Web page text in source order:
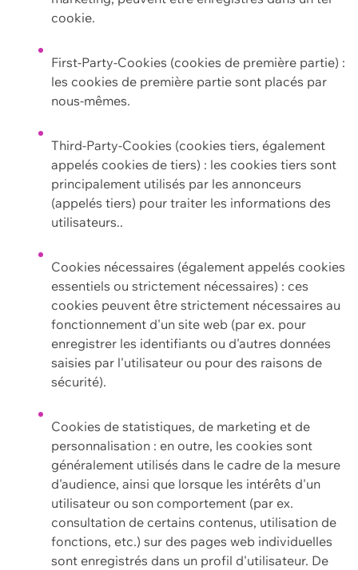
cookie.
First-Party-Cookies (cookies de première partie) :
les cookies de première partie sont placés par
nous-mêmes.
Third-Party-Cookies (cookies tiers, également
appelés cookies de tiers) : les cookies tiers sont
principalement utilisés par les annonceurs
(appelés tiers) pour traiter les informations des
utilisateurs..
Cookies nécessaires (également appelés cookies
essentiels ou strictement nécessaires) : ces
cookies peuvent être strictement nécessaires au
fonctionnement d'un site web (par ex. pour
enregistrer les identifiants ou d'autres données
saisies par l'utilisateur ou pour des raisons de
sécurité).
Cookies de statistiques, de marketing et de
personnalisation : en outre, les cookies sont
généralement utilisés dans le cadre de la mesure
d'audience, ainsi que lorsque les intérêts d'un
utilisateur ou son comportement (par ex.
consultation de certains contenus, utilisation de
fonctions, etc.) sur des pages web individuelles
sont enregistrés dans un profil d'utilisateur. De